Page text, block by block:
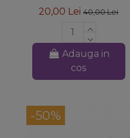
20,00 Lei40,00 Lei
Adauga in
cos
-50%